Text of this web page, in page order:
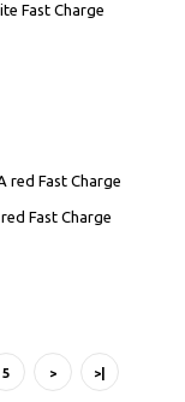
Fast Charge
Fast Charge
5 > >|